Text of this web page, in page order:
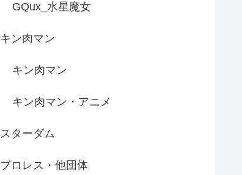
GQux_水星魔女
キン肉マン
キン肉マン
キン肉マン・アニメ
スターダム
プロレス・他団体